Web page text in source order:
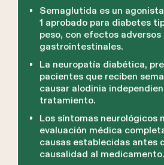
Semaglutida es un
1 aprobado para diabetes
peso, con efectos
gastrointestinales.
La neuropatía diabética,
pacientes que reciben
causar alodinia
tratamiento.
Los síntomas neurológicos
evaluación médica
causas establecidas antes
causalidad al medicamento.